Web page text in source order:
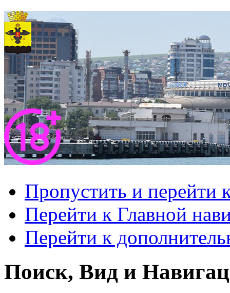
Пропустить и перейти
Перейти к Главной
Перейти к
Поиск, Вид и